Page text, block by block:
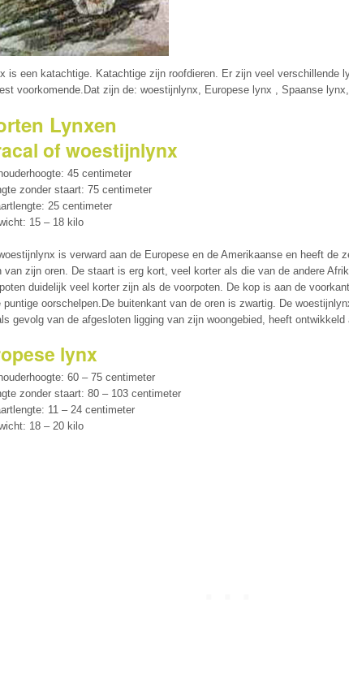
is een katachtige. Katachtige zijn roofdieren. Er zijn veel verschillende
voorkomende.Dat zijn de: woestijnlynx, Europese lynx , Spaanse
Lynxen
of woestijnlynx
45 centimeter
zonder staart: 75 centimeter
25 centimeter
15 – 18 kilo
is verward aan de Europese en de Amerikaanse en heeft de
van zijn oren. De staart is erg kort, veel korter als die van de andere
duidelijk veel korter zijn als de voorpoten. De kop is aan de
puntige oorschelpen.De buitenkant van de oren is zwartig. De
gevolg van de afgesloten ligging van zijn woongebied, heeft ontwikkeld
lynx
60 – 75 centimeter
zonder staart: 80 – 103 centimeter
11 – 24 centimeter
18 – 20 kilo